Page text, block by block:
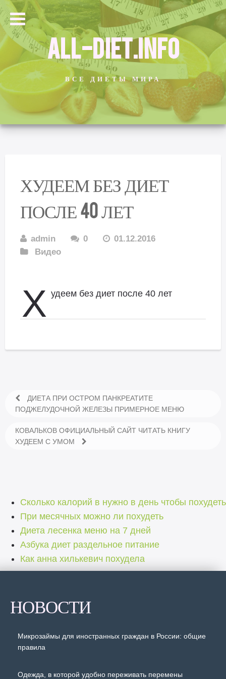
ALL-DIET.INFO
ВСЕ ДИЕТЫ МИРА
ХУДЕЕМ БЕЗ ДИЕТ
ПОСЛЕ 40 ЛЕТ
admin 0
01.12.2016
Видео
Х удеем без диет после 40 лет
ДИЕТА ПРИ ОСТРОМ ПАНКРЕАТИТЕ
ПОДЖЕЛУДОЧНОЙ ЖЕЛЕЗЫ ПРИМЕРНОЕ МЕНЮ
КОВАЛЬКОВ ОФИЦИАЛЬНЫЙ САЙТ ЧИТАТЬ КНИГУ
ХУДЕЕМ С УМОМ
Сколько калорий в нужно в день чтобы похудеть
При месячных можно ли похудеть
Диета лесенка меню на 7 дней
Азбука диет раздельное питание
Как анна хилькевич похудела
НОВОСТИ
Микрозаймы для иностранных граждан в России: общие
правила
Одежда, в которой удобно переживать перемены